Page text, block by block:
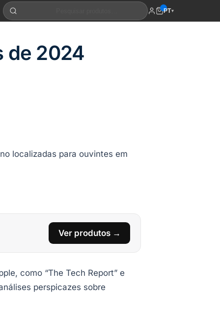
PT▾
de 2024
localizadas para ouvintes em
Ver produtos →
como “The Tech Report” e
perspicazes sobre